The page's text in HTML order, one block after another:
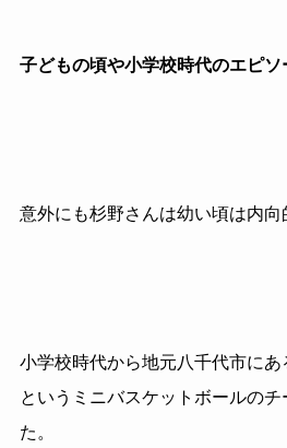
子どもの頃や小学校時代のエピソ
意外にも杉野さんは幼い頃は内向
小学校時代から地元八千代市にあ
というミニバスケットボールの
た。